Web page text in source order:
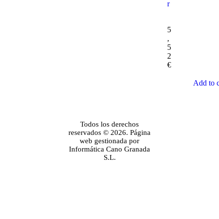
r
5
,
5
2
€
Add to
Todos los derechos
reservados © 2026. Página
web gestionada por
Informática Cano Granada
S.L.